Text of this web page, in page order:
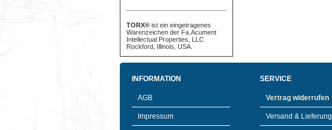
TORX® ist ein eingetragenes
Warenzeichen der Fa.Acument
Intellectual Properties, LLC
Rockford, Illinois, USA.
INFORMATION
AGB
Impressum
SERVICE
Vertrag widerrufen
Versand & Lieferung